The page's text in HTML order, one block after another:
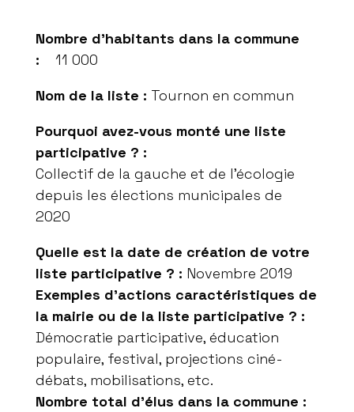
Nombre d’habitants dans la commune
:
11 000
Nom de la liste : Tournon en commun
Pourquoi avez-vous monté une liste
participative ? :
Collectif de la gauche et de l’écologie
depuis les élections municipales de
2020
Quelle est la date de création de votre
liste participative ? : Novembre 2019
Exemples d’actions caractéristiques de
la mairie ou de la liste participative ? :
Démocratie participative, éducation
populaire, festival, projections ciné-
débats, mobilisations, etc.
Nombre total d’élus dans la commune :